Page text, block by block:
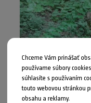
Chceme Vám prinášať
používame súbory
súhlasíte s používaním
touto webovou stránkou
obsahu a reklamy.